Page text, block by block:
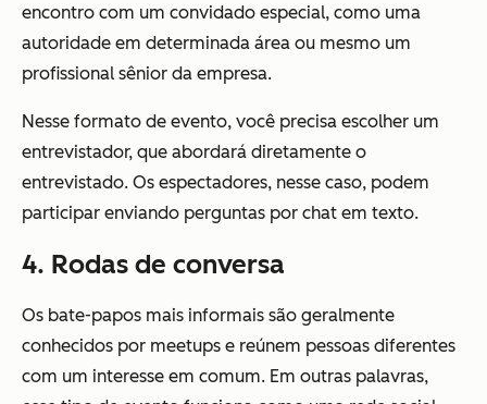
encontro com um convidado especial, como uma
autoridade em determinada área ou mesmo um
profissional sênior da empresa.
Nesse formato de evento, você precisa escolher um
entrevistador, que abordará diretamente o
entrevistado. Os espectadores, nesse caso, podem
participar enviando perguntas por chat em texto.
4. Rodas de conversa
Os bate-papos mais informais são geralmente
conhecidos por meetups e reúnem pessoas diferentes
com um interesse em comum. Em outras palavras,